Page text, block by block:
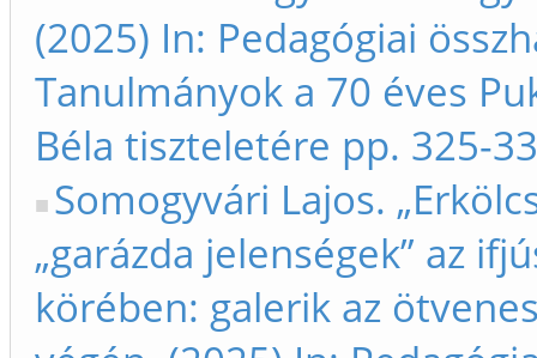
(2025) In: Pedagógiai
Tanulmányok a 70 éves
Béla tiszteletére pp. 325-
Somogyvári Lajos.
„garázda jelenségek” az
körében: galerik az